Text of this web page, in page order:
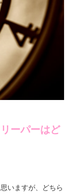
ーパーはど
いますが、どちら